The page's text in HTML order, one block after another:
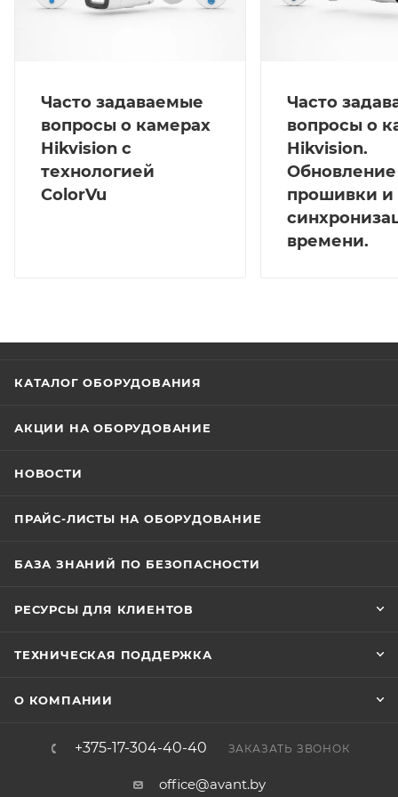
выход из зоны) с триггером по человеку/ТС.
Условия: от -30 до +60 °C, влажность ≤95%. Защита
IP67, IK10, NEMA 4X.
Часто задаваемые
вопросы о камерах
Hikvision с
технологией
ColorVu
Часто
вопросы о
Hikvision.
Обновление
прошивки и
времени.
КАТАЛОГ ОБОРУДОВАНИЯ
АКЦИИ НА ОБОРУДОВАНИЕ
НОВОСТИ
ПРАЙС-ЛИСТЫ НА ОБОРУДОВАНИЕ
БАЗА ЗНАНИЙ ПО БЕЗОПАСНОСТИ
РЕСУРСЫ ДЛЯ КЛИЕНТОВ
ТЕХНИЧЕСКАЯ ПОДДЕРЖКА
О КОМПАНИИ
+375-17-304-40-40 ЗАКАЗАТЬ ЗВОНОК
office@avant.by